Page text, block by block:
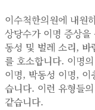
이수척한의원에 내원
상당수가 이명 증상
동성 및 벌레 소리, 바
를 호소합니다. 이명
이명, 박동성 이명, 이
습니다. 이런 유형들
같습니다.